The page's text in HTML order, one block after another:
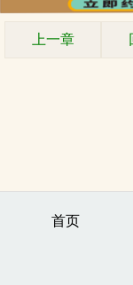
上一章
首页